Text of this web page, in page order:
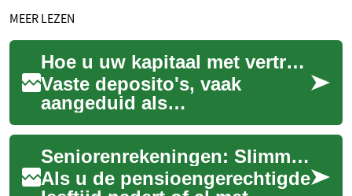
MEER LEZEN
Hoe u uw kapitaal met vertrouwen kunt laten groeien
Vaste deposito's, vaak
aangeduid als
termijndeposito's, zijn een
financiële optie die spaarders
in staat stelt hun ge...
Seniorenrekeningen: Slimme financiële oplossingen voor uw pensioen
Als u de pensioengerechtigde